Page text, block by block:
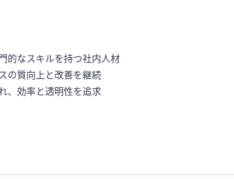
的なスキルを持つ社内人材
の質向上と改善を継続
、効率と透明性を追求